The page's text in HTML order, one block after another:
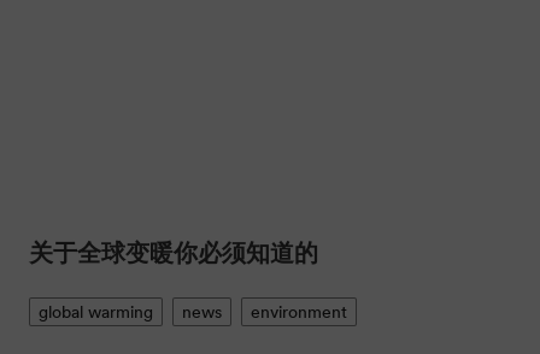
关于全球变暖你必须知道的
global warming news environment